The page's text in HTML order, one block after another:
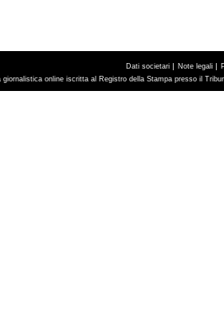
Dati societari | Note legali |
online iscritta al Registro della Stampa presso il